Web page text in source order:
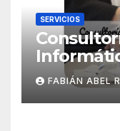
SERVICIOS
FABIÁN ABEL